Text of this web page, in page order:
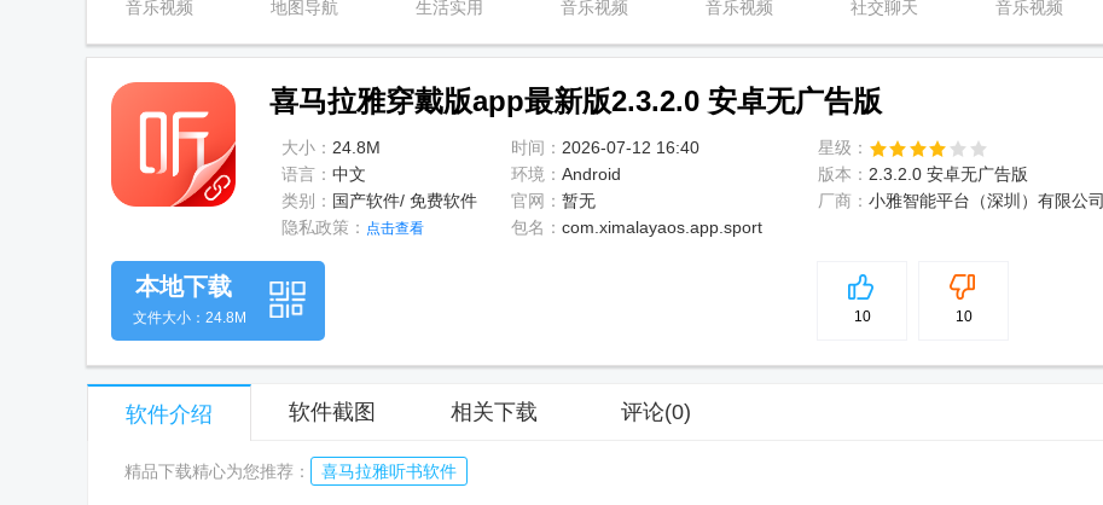
app手机版
音乐视频
手机最新版
地图导航
载安装
生活实用
新客户端
音乐视频
官方版
音乐视频
社交聊天
版官方正版
音乐视频
喜马拉雅穿戴版app最新版2.3.2.0 安卓无广告版
大小： 24.8M 时间： 2026-07-12 16:40
星级：
语言： 中文 环境： Android 版本： 2.3.2.0 安卓无广告版
类别： 国产软件/ 免费软件 官网： 暂无 厂商： 小雅智能平台（深圳）有限公司
隐私政策： 点击查看 包名： com.ximalayaos.app.sport
5
10 10
本地下载
文件大小：24.8M
软件介绍 软件截图 相关下载 评论(0)
精品下载精心为您推荐： 喜马拉雅听书软件